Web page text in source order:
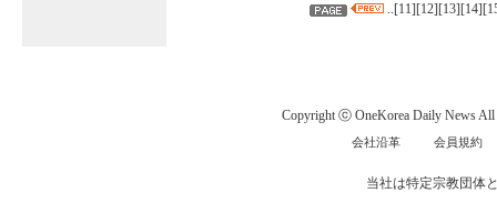
..[11][12][13][14][
Copyright ⓒ OneKorea Daily News All
会社沿革 会員規約
当社は特定宗教団体